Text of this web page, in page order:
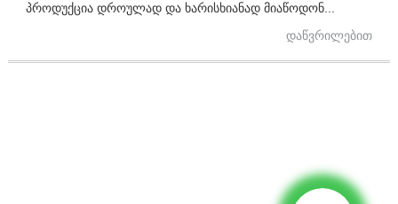
პროდუქცია დროულად და ხარისხიანად მიაწოდონ...
დაწვრილებით